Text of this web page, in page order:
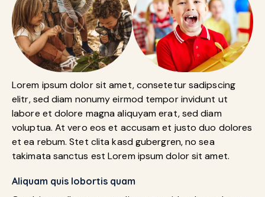
Lorem ipsum dolor sit amet, consetetur sadipscing
elitr, sed diam nonumy eirmod tempor invidunt ut
labore et dolore magna aliquyam erat, sed diam
voluptua. At vero eos et accusam et justo duo dolores
et ea rebum. Stet clita kasd gubergren, no sea
takimata sanctus est Lorem ipsum dolor sit amet.
Aliquam quis lobortis quam